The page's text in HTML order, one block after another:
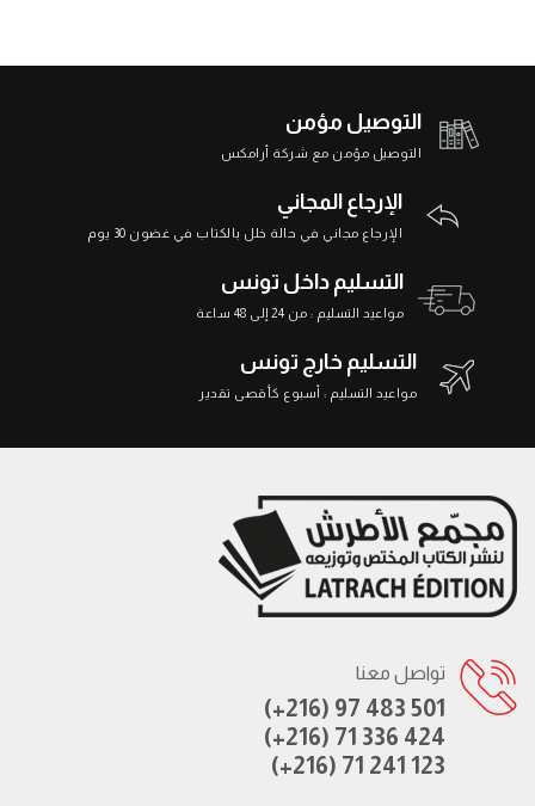
التوصيل مؤمن
التوصيل مؤمن مع شركة أرامكس
الإرجاع المجاني
الإرجاع مجاني في حالة خلل بالكتاب في غضون 30 يوم
التسليم داخل تونس
مواعيد التسليم : من 24 إلى 48 ساعة
التسليم خارج تونس
مواعيد التسليم : أسبوع كأقصى تقدير
تواصل معنا
(+216) 97 483 501
(+216) 71 336 424
(+216) 71 241 123